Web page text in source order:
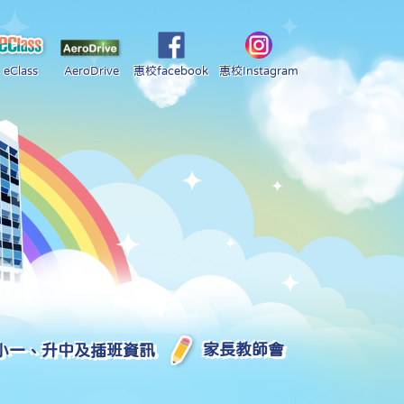
eClass AeroDrive 惠校facebook 惠校Instagram
一、升中及插班資訊 家長教師會